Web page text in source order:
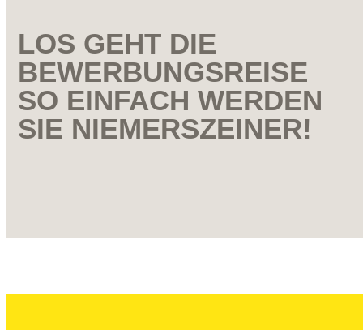
LOS GEHT DIE
BEWERBUNGSREISE
SO EINFACH WERDEN
SIE NIEMERSZEINER!